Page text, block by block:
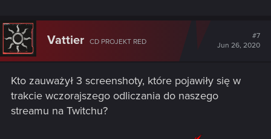
Vattier CD PROJEKT RED
#7
Jun 26, 2020
Kto zauważył 3 screenshoty, które pojawiły się w
trakcie wczorajszego odliczania do naszego
streamu na Twitchu?